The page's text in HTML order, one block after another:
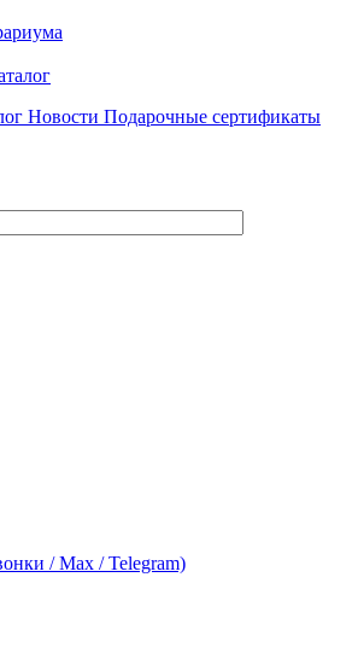
Новости Подарочные сертификаты
/ Max / Telegram)